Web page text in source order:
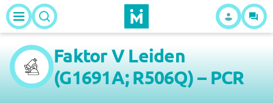
Faktor V Leiden
(G1691A; R506Q) – PCR